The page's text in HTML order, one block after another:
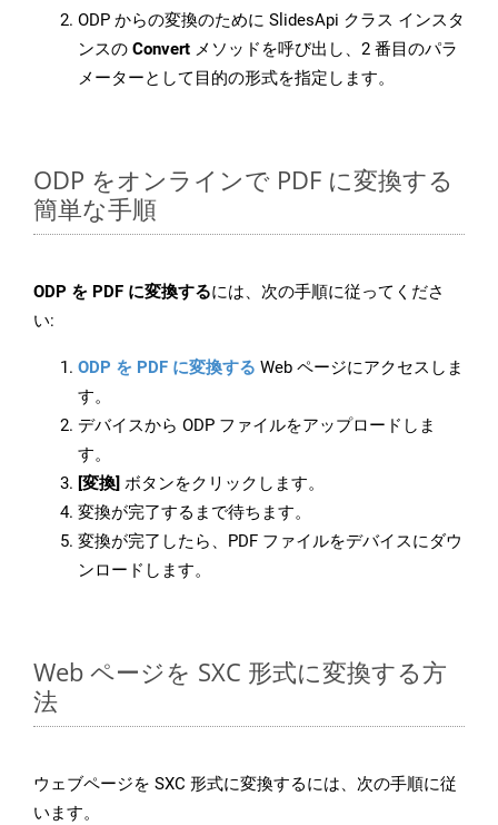
ODP からの変換のために SlidesApi クラス インスタ
ンスの Convert メソッドを呼び出し、2 番目のパラ
メーターとして目的の形式を指定します。
ODP をオンラインで PDF に変換する
簡単な手順
ODP を PDF に変換するには、次の手順に従ってくださ
い:
ODP を PDF に変換する Web ページにアクセスしま
す。
デバイスから ODP ファイルをアップロードしま
す。
[変換] ボタンをクリックします。
変換が完了するまで待ちます。
変換が完了したら、PDF ファイルをデバイスにダウ
ンロードします。
Web ページを SXC 形式に変換する方
法
ウェブページを SXC 形式に変換するには、次の手順に従
います。